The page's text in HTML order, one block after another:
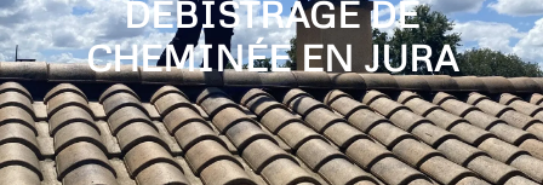
DEBISTRAGE DE
CHEMINÉE EN JURA